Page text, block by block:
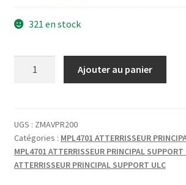
321 en stock
5X55
BZD
Ajouter au panier
UGS : ZMAVPR200
Catégories : MPL4701 ATTERRISSEUR
MPL4701 ATTERRISSEUR PRINCIPAL SUPPORT
ATTERRISSEUR PRINCIPAL SUPPORT ULC